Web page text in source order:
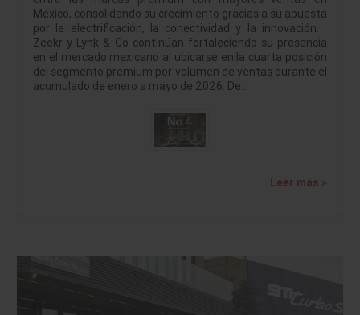
México, consolidando su crecimiento gracias a su apuesta
por la electrificación, la conectividad y la innovación.
Zeekr y Lynk & Co continúan fortaleciendo su presencia
en el mercado mexicano al ubicarse en la cuarta posición
del segmento premium por volumen de ventas durante el
acumulado de enero a mayo de 2026. De…
Leer más »